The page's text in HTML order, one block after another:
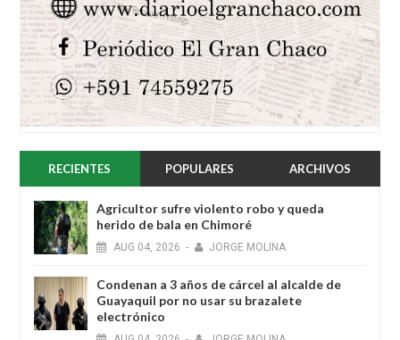
RECIENTES POPULARES ARCHIVOS
Agricultor sufre violento robo y queda
herido de bala en Chimoré
AUG 04, 2026 - JORGE MOLINA
Condenan a 3 años de cárcel al alcalde de
Guayaquil por no usar su brazalete
electrónico